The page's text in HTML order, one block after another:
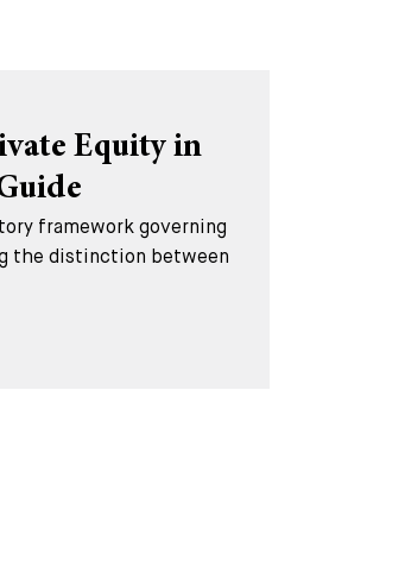
Equity in
framework governing
the distinction between